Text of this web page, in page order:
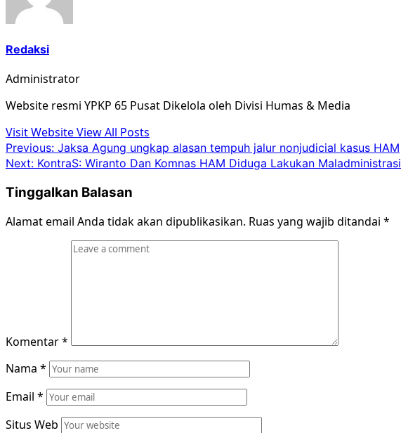
Redaksi
Administrator
Website resmi YPKP 65 Pusat Dikelola oleh Divisi Humas & Media
Visit WebsiteView All Posts
Post
navigation
Previous: Jaksa Agung ungkap alasan tempuh jalur nonjudicial kasus HAM
Next: KontraS: Wiranto Dan Komnas HAM Diduga Lakukan Maladministrasi
Tinggalkan Balasan
Alamat email Anda tidak akan dipublikasikan. Ruas yang wajib ditandai *
Komentar*
Nama *
Email *
Situs Web